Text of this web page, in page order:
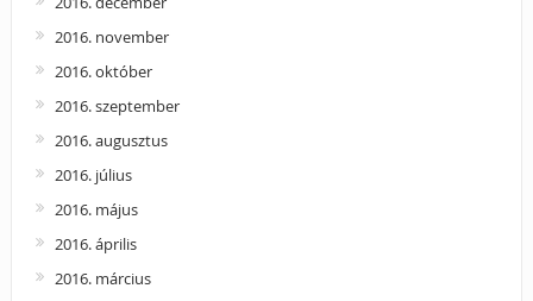
2016. november
2016. október
2016. szeptember
2016. augusztus
2016. július
2016. május
2016. április
2016. március